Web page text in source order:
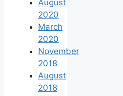
August
2020
March
2020
November
2018
August
2018